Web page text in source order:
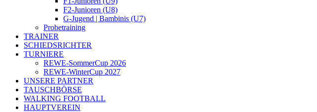
F2-Junioren (U8)
G-Jugend | Bambinis (U7)
Probetraining
TRAINER
SCHIEDSRICHTER
TURNIERE
REWE-SommerCup 2026
REWE-WinterCup 2027
UNSERE PARTNER
TAUSCHBÖRSE
WALKING FOOTBALL
HAUPTVEREIN